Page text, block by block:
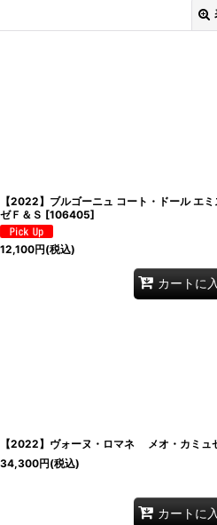
【2022】ブルゴーニュ コート・ドール エ
ゼＦ＆Ｓ [106405]
12,100円(税込)
カートに
【2022】ヴォーヌ・ロマネ メオ・カミュ
34,300円(税込)
カートに